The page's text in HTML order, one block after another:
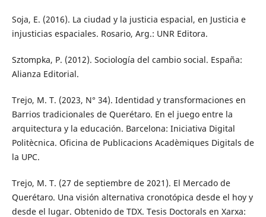
Soja, E. (2016). La ciudad y la justicia espacial, en Justicia e
injusticias espaciales. Rosario, Arg.: UNR Editora.
Sztompka, P. (2012). Sociología del cambio social. España:
Alianza Editorial.
Trejo, M. T. (2023, N° 34). Identidad y transformaciones en
Barrios tradicionales de Querétaro. En el juego entre la
arquitectura y la educación. Barcelona: Iniciativa Digital
Politècnica. Oficina de Publicacions Acadèmiques Digitals de
la UPC.
Trejo, M. T. (27 de septiembre de 2021). El Mercado de
Querétaro. Una visión alternativa cronotópica desde el hoy y
desde el lugar. Obtenido de TDX. Tesis Doctorals en Xarxa: